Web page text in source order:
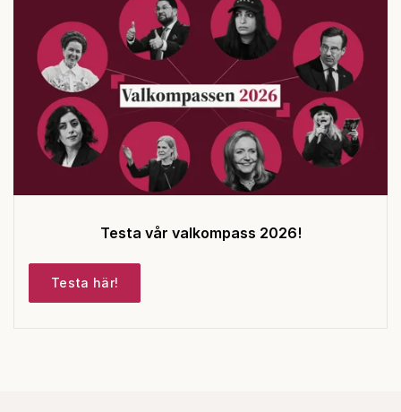
Testa vår valkompass 2026!
Testa här!